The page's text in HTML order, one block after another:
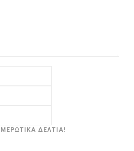
ΔΕΛΤΊΑ!